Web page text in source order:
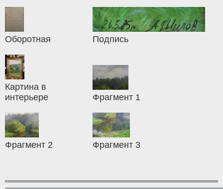
Оборотная Подпись
Картина в
интерьере
Фрагмент 1
Фрагмент 2 Фрагмент 3